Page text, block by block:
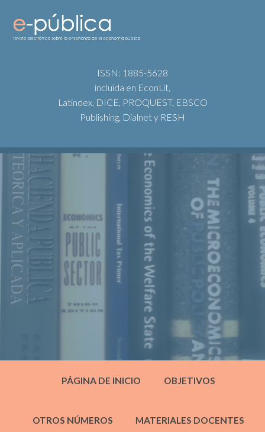
ISSN: 1885-5628
incluida en EconLit,
Latindex, DICE, PROQUEST, EBSCO
Publishing, Dialnet y RESH
PÁGINA DE INICIO OBJETIVOS
OTROS NÚMEROS MATERIALES DOCENTES